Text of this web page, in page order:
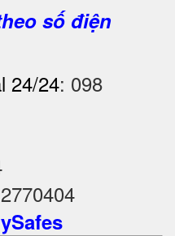
số điện
24/24: 098